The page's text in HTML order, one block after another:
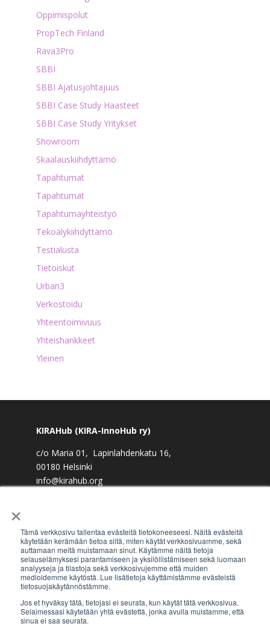
×
Tämä verkkosivu tallentaa evästeitä tietokoneeseesi. Näitä evästeitä
käytetään kerämään tietoa siitä, miten käytät verkkosivuamme, sekä
auttamaan meitä muistamaan sinut. Käytämme näitä tietoja
selauselämyksesi parantamiseen ja yksilöllistämiseen sekä luomaan
analyyseja ja tilastoja sekä verkkosivujemme että muiden
medioidemme käytöstä. Lue lisätietoja käyttämistämme evästeistä
tietosuojakäytännöstämme.
Jos et hyväksy tätä, tietojasi ei seurata, kun käytät tätä verkkosivua.
Selaimessasi käytetään yhtä evästettä, jonka avulla muistamme, että
sinua ei saa seurata.
Oppimispolut
PropTech Finland
Rava3Pro
SBBI
SBBI Ajatusjohtajuus
SBBI Case Study Haasteet
SBBI Case Study Yritykset
Showroom
Skaalauskiihdyttämö
Tapahtumat
Tapahtumat
Tapahtumayhteistyö
Tekoälykiihdyttämö
Testialusta
Tietoiskut
Urban3
Verkostoidu
Yhteentoimivuus
Yhteishankkeet
Yleinen
KIRAHub (KIRA-InnoHub ry)
c/o Maria 01, Lapinlahdenkatu 16,
00180 Helsinki
info@kirahub.org
Tilaa uutiskirje